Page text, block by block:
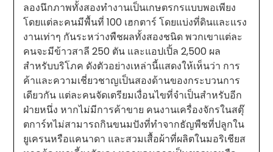
ลองนึกภาพทั้งสองทำงานเป็นเกษตรกรแบบพอเพียง
โดยแต่ละคนมีพื้นที่ 100 เฮกตาร์ โดยแบ่งที่ดินและแรง
งานเท่าๆ กันระหว่างพืชผลทั้งสองชนิด พวกเขาแต่ละ
คนจะมีข้าวสาลี 250 ตัน และแอปเปิ้ล 2,500 ผล
สำหรับบริโภค ดังตัวอย่างเหล่านี้แสดงให้เห็นว่า การ
ค้าและความเชี่ยวชาญเป็นสองด้านของกระบวนการ
เดียวกัน แต่ละคนจัดเตรียมเงื่อนไขที่จำเป็นสำหรับอีก
ฝ่ายหนึ่ง หากไม่มีการค้าขาย คนงานเครื่องจักรในสตุ๊
ตการ์ทไม่สามารถกินขนมปังที่ทำจากธัญพืชที่ปลูกใน
ยูเครนหรือแคนาดา และสวมเสื้อผ้าที่ผลิตในมอริเชียส